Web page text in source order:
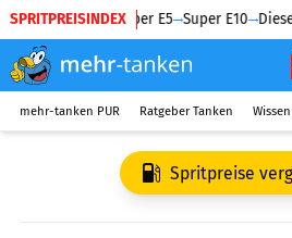
SPRITPREISINDEX
Diesel Super E5 Super E10 Diesel
mehr-tanken PUR Ratgeber Tanken
Spritpreise